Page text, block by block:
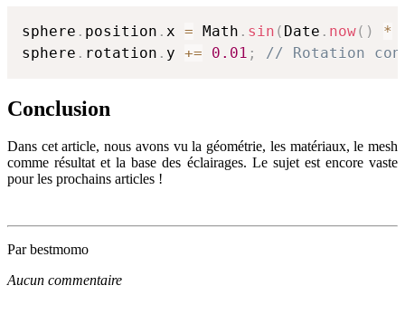
sphere . position . x = Math . sin ( Date . now( ) *
sphere . rotation . y += 0.01 ; // Rotation
Conclusion
Dans cet article, nous avons vu la géométrie, les matériaux, le mesh
comme résultat et la base des éclairages. Le sujet est encore vaste
pour les prochains articles !
Par bestmomo
Aucun commentaire